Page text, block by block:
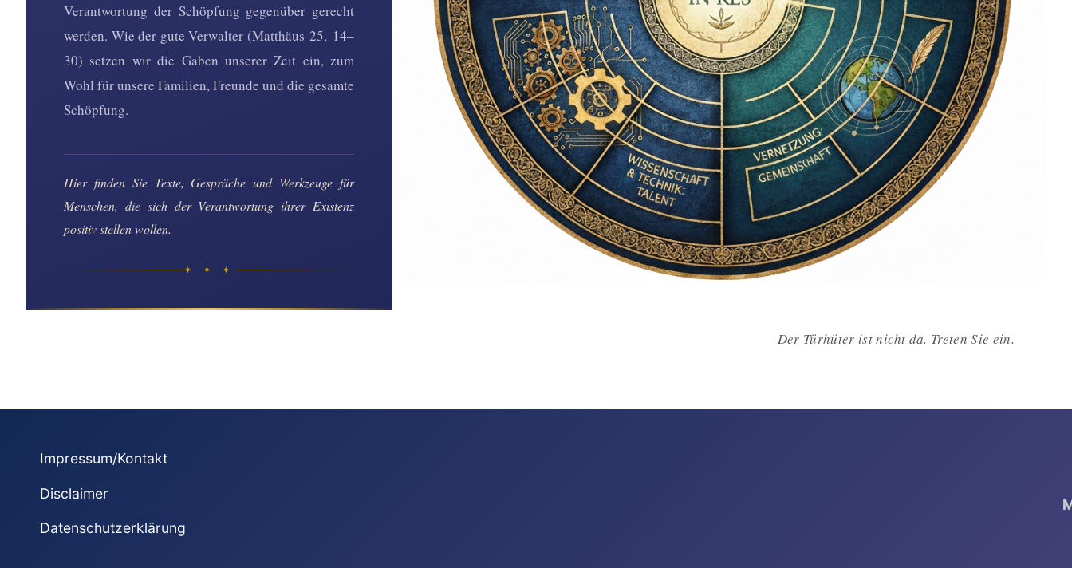
Verantwortung der Schöpfung gegenüber gerecht
werden. Wie der gute Verwalter (Matthäus 25, 14–
30) setzen wir die Gaben unserer Zeit ein, zum
Wohl für unsere Familien, Freunde und die gesamte
Schöpfung.
Hier finden Sie Texte, Gespräche und Werkzeuge für
Menschen, die sich der Verantwortung ihrer Existenz
positiv stellen wollen.
✦ ✦ ✦
Der Türhüter ist nicht da. Treten Sie ein.
Impressum/Kontakt
Disclaimer
Datenschutzerklärung